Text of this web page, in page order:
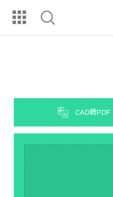
CAD轉PDF